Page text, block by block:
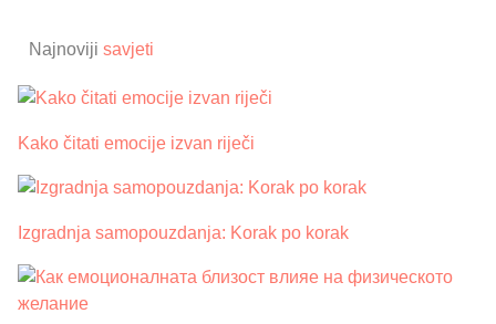
Najnoviji savjeti
Kako čitati emocije izvan riječi
Izgradnja samopouzdanja: Korak po korak